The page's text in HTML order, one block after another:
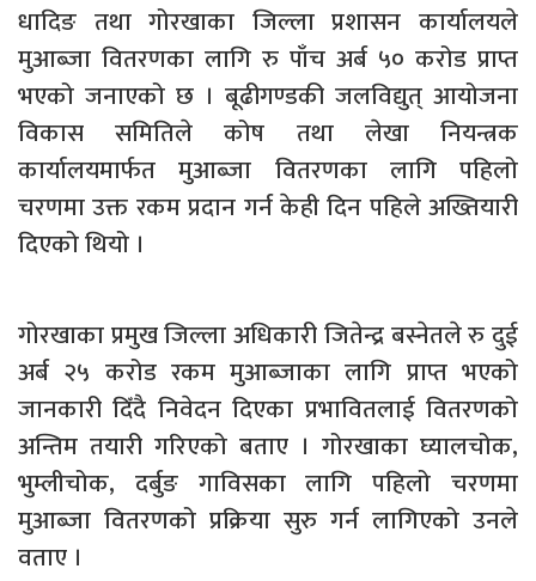
धादिङ तथा गोरखाका जिल्ला प्रशासन कार्यालयले
मुआब्जा वितरणका लागि रु पाँच अर्ब ५० करोड प्राप्त
भएको जनाएको छ । बूढीगण्डकी जलविद्युत् आयोजना
विकास समितिले कोष तथा लेखा नियन्त्रक
कार्यालयमार्फत मुआब्जा वितरणका लागि पहिलो
चरणमा उक्त रकम प्रदान गर्न केही दिन पहिले अख्तियारी
दिएको थियो ।
गोरखाका प्रमुख जिल्ला अधिकारी जितेन्द्र बस्नेतले रु दुई
अर्ब २५ करोड रकम मुआब्जाका लागि प्राप्त भएको
जानकारी दिँदै निवेदन दिएका प्रभावितलाई वितरणको
अन्तिम तयारी गरिएको बताए । गोरखाका घ्यालचोक,
भुम्लीचोक, दर्बुङ गाविसका लागि पहिलो चरणमा
मुआब्जा वितरणको प्रक्रिया सुरु गर्न लागिएको उनले
वताए ।